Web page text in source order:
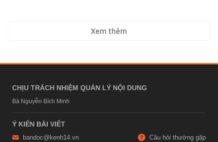
Xem thêm
CHỊU TRÁCH NHIỆM QUẢN LÝ NỘI DUNG
Bà Nguyễn Bích Minh
Ý KIẾN BÀI VIẾT
bandoc@kenh14.vn Câu hỏi thường gặp